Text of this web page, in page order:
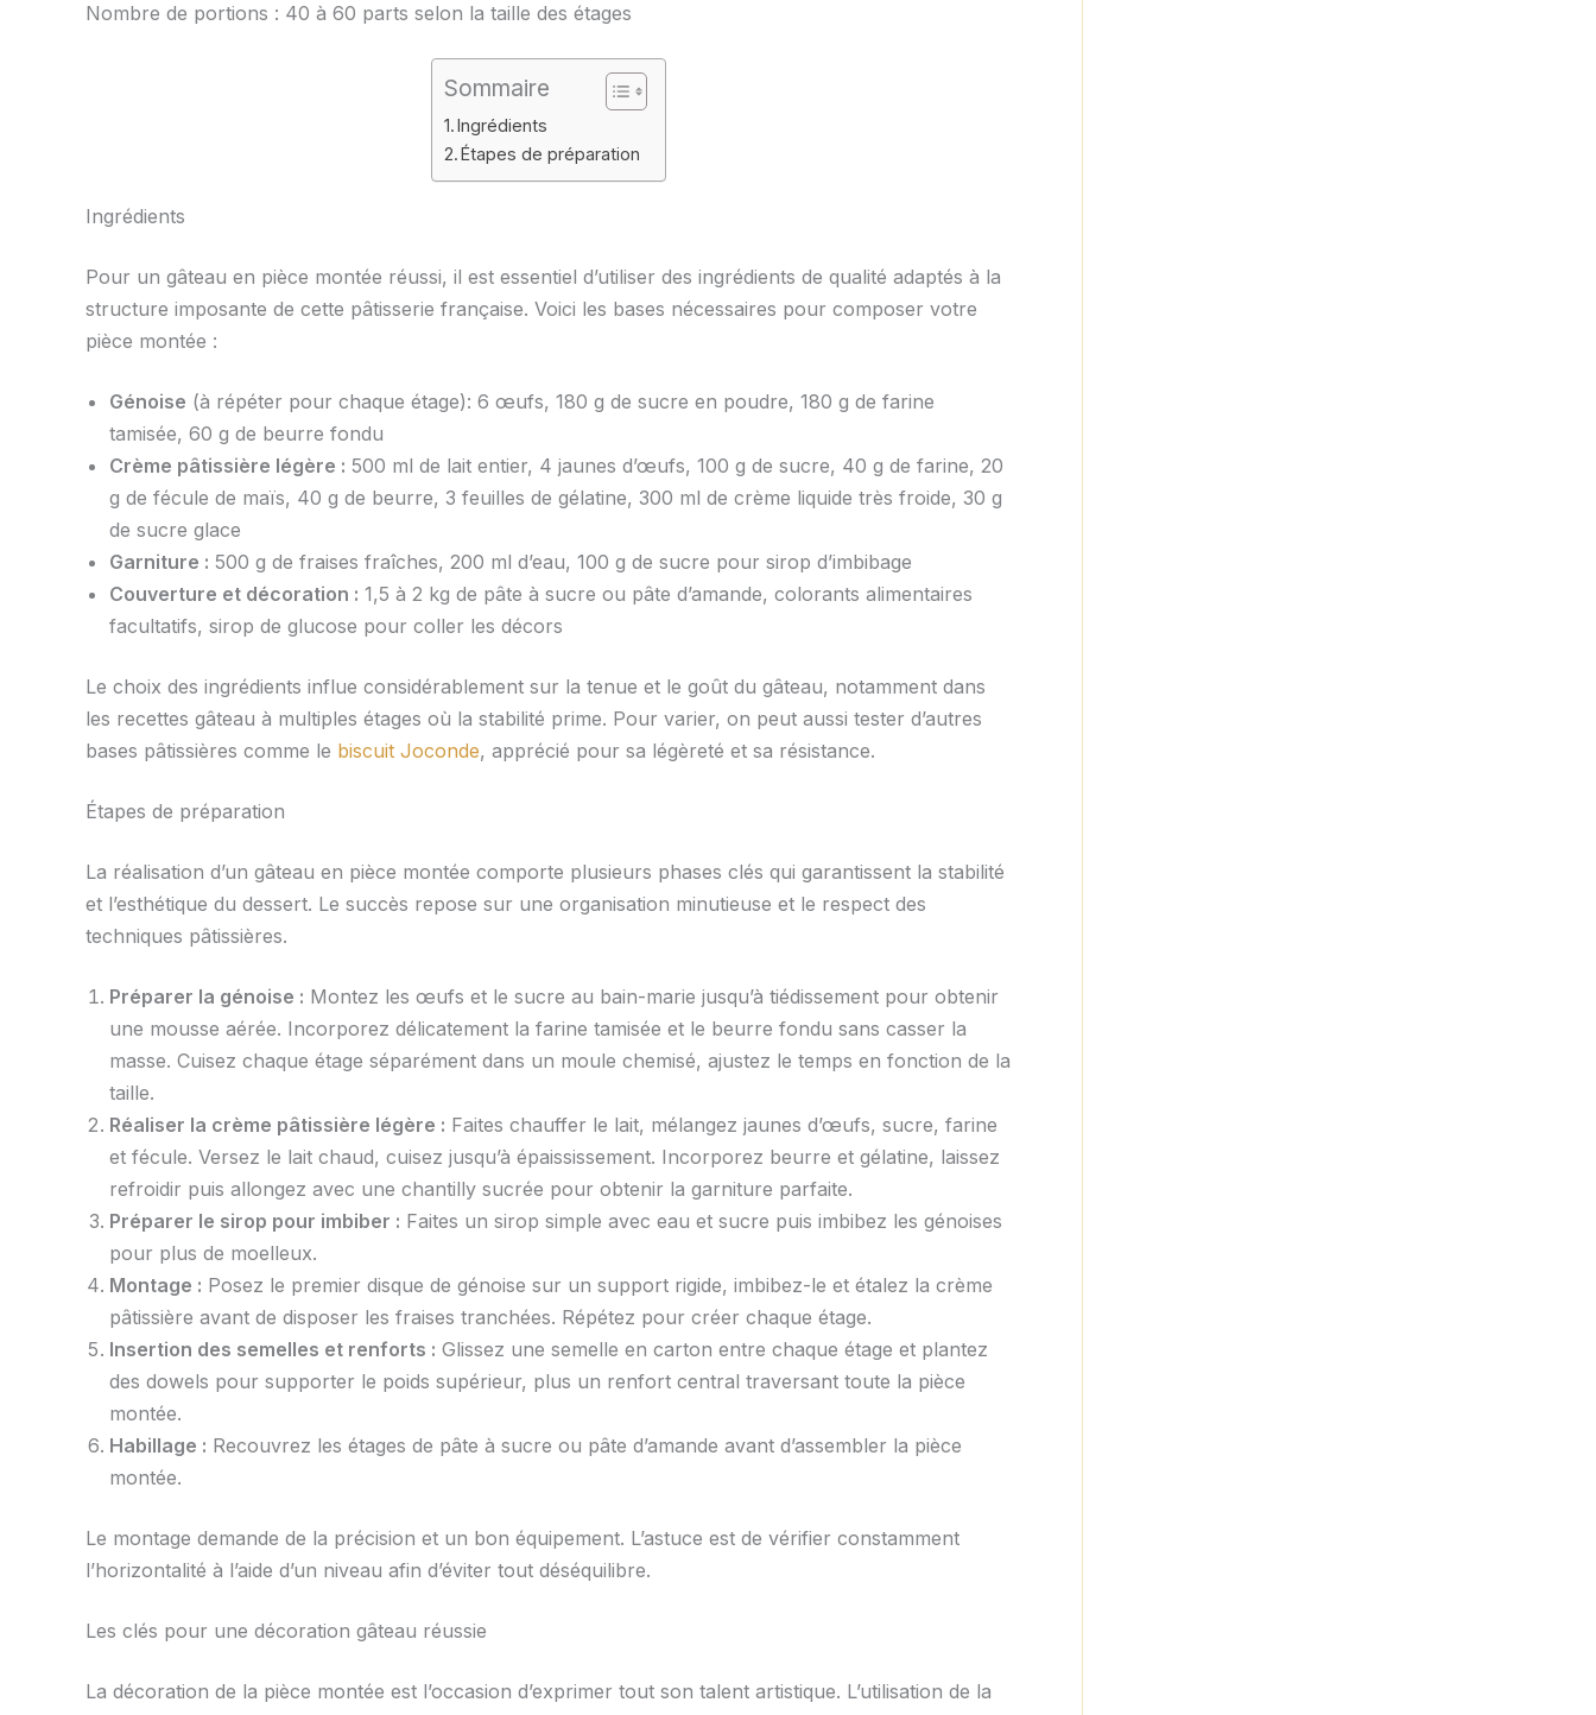
Nombre de portions : 40 à 60 parts selon la taille des étages
Sommaire
Ingrédients
Étapes de préparation
Ingrédients
Pour un gâteau en pièce montée réussi, il est essentiel d’utiliser des ingrédients de qualité adaptés à la
structure imposante de cette pâtisserie française. Voici les bases nécessaires pour composer votre
pièce montée :
Génoise (à répéter pour chaque étage): 6 œufs, 180 g de sucre en poudre, 180 g de farine
tamisée, 60 g de beurre fondu
Crème pâtissière légère : 500 ml de lait entier, 4 jaunes d’œufs, 100 g de sucre, 40 g de farine, 20
g de fécule de maïs, 40 g de beurre, 3 feuilles de gélatine, 300 ml de crème liquide très froide, 30 g
de sucre glace
Garniture : 500 g de fraises fraîches, 200 ml d’eau, 100 g de sucre pour sirop d’imbibage
Couverture et décoration : 1,5 à 2 kg de pâte à sucre ou pâte d’amande, colorants alimentaires
facultatifs, sirop de glucose pour coller les décors
Le choix des ingrédients influe considérablement sur la tenue et le goût du gâteau, notamment dans
les recettes gâteau à multiples étages où la stabilité prime. Pour varier, on peut aussi tester d’autres
bases pâtissières comme le biscuit Joconde, apprécié pour sa légèreté et sa résistance.
Étapes de préparation
La réalisation d’un gâteau en pièce montée comporte plusieurs phases clés qui garantissent la stabilité
et l’esthétique du dessert. Le succès repose sur une organisation minutieuse et le respect des
techniques pâtissières.
Préparer la génoise : Montez les œufs et le sucre au bain-marie jusqu’à tiédissement pour obtenir
une mousse aérée. Incorporez délicatement la farine tamisée et le beurre fondu sans casser la
masse. Cuisez chaque étage séparément dans un moule chemisé, ajustez le temps en fonction de la
taille.
Réaliser la crème pâtissière légère : Faites chauffer le lait, mélangez jaunes d’œufs, sucre, farine
et fécule. Versez le lait chaud, cuisez jusqu’à épaississement. Incorporez beurre et gélatine, laissez
refroidir puis allongez avec une chantilly sucrée pour obtenir la garniture parfaite.
Préparer le sirop pour imbiber : Faites un sirop simple avec eau et sucre puis imbibez les génoises
pour plus de moelleux.
Montage : Posez le premier disque de génoise sur un support rigide, imbibez-le et étalez la crème
pâtissière avant de disposer les fraises tranchées. Répétez pour créer chaque étage.
Insertion des semelles et renforts : Glissez une semelle en carton entre chaque étage et plantez
des dowels pour supporter le poids supérieur, plus un renfort central traversant toute la pièce
montée.
Habillage : Recouvrez les étages de pâte à sucre ou pâte d’amande avant d’assembler la pièce
montée.
Le montage demande de la précision et un bon équipement. L’astuce est de vérifier constamment
l’horizontalité à l’aide d’un niveau afin d’éviter tout déséquilibre.
Les clés pour une décoration gâteau réussie
La décoration de la pièce montée est l’occasion d’exprimer tout son talent artistique. L’utilisation de la